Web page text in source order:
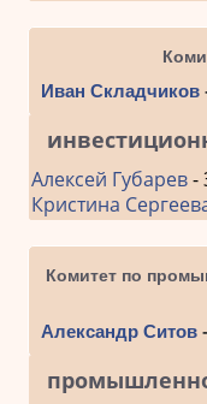
Иван Складчиков
Алексей Губарев-
Кристина
Комитет по
Александр Ситов-